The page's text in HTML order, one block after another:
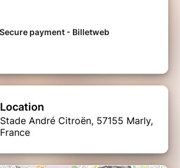
Location
Stade André Citroën, 57155 Marly,
France